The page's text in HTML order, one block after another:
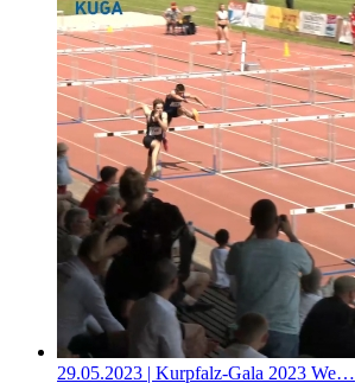
29.05.2023 | Kurpfalz-Gala 2023 We…